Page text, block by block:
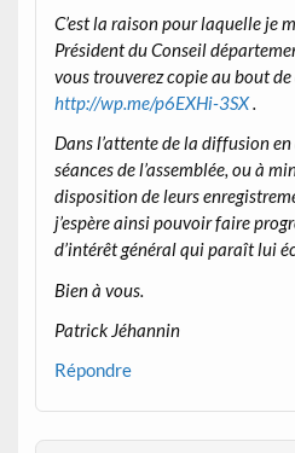
C’est la raison pour laquelle je
Président du Conseil
vous trouverez copie au bout de
http://wp.me/p6EXHi-3SX.
Dans l’attente de la diffusion
séances de l’assemblée, ou à
disposition de leurs
j’espère ainsi pouvoir faire
d’intérêt général qui paraît lui
Bien à vous.
Patrick Jéhannin
Répondre